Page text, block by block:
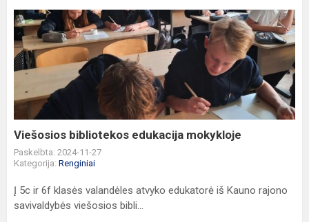
Viešosios
bibliotekos
edukacija
mokykloje
Viešosios bibliotekos edukacija mokykloje
Paskelbta: 2024-11-27
Kategorija: Renginiai
Į 5c ir 6f klasės valandėles atvyko edukatorė iš Kauno rajono
savivaldybės viešosios bibli...